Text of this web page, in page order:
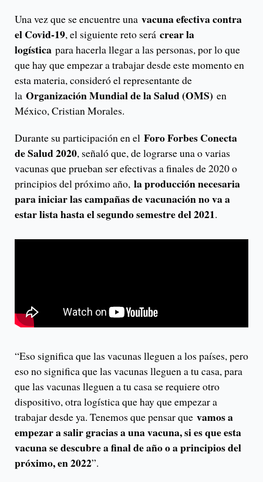
Una vez que se encuentre una vacuna efectiva contra
el Covid-19, el siguiente reto será crear la
logística para hacerla llegar a las personas, por lo que
que hay que empezar a trabajar desde este momento en
esta materia, consideró el representante de
la Organización Mundial de la Salud (OMS) en
México, Cristian Morales.
Durante su participación en el Foro Forbes Conecta
de Salud 2020, señaló que, de lograrse una o varias
vacunas que prueban ser efectivas a finales de 2020 o
principios del próximo año, la producción necesaria
para iniciar las campañas de vacunación no va a
estar lista hasta el segundo semestre del 2021.
“Eso significa que las vacunas lleguen a los países, pero
eso no significa que las vacunas lleguen a tu casa, para
que las vacunas lleguen a tu casa se requiere otro
dispositivo, otra logística que hay que empezar a
trabajar desde ya. Tenemos que pensar que vamos a
empezar a salir gracias a una vacuna, si es que esta
vacuna se descubre a final de año o a principios del
próximo, en 2022”.